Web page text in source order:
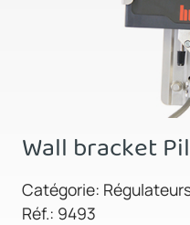
Wall bracket
Catégorie:
Réf.: 9493